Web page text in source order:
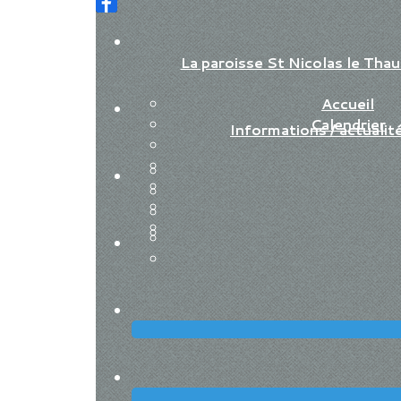
La paroisse St Nicolas le
Accueil
Calendrier
Informations /